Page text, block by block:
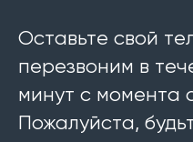
Оставьте свой
перезвоним в
минут с момента
Пожалуйста,